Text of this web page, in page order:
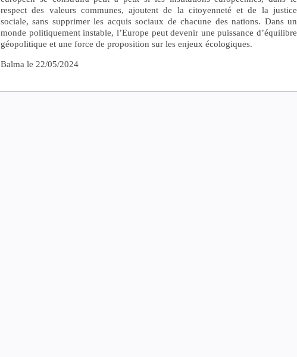
respect des valeurs communes, ajoutent de la citoyenneté et de la justice
sociale, sans supprimer les acquis sociaux de chacune des nations. Dans un
monde politiquement instable, l’Europe peut devenir une puissance d’équilibre
géopolitique et une force de proposition sur les enjeux écologiques.
Balma le 22/05/2024